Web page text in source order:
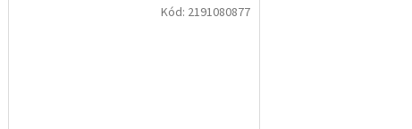
Kód: 2191080877